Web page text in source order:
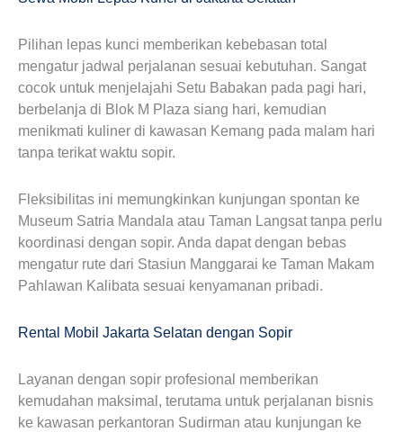
Pilihan lepas kunci memberikan kebebasan total
mengatur jadwal perjalanan sesuai kebutuhan. Sangat
cocok untuk menjelajahi Setu Babakan pada pagi hari,
berbelanja di Blok M Plaza siang hari, kemudian
menikmati kuliner di kawasan Kemang pada malam hari
tanpa terikat waktu sopir.
Fleksibilitas ini memungkinkan kunjungan spontan ke
Museum Satria Mandala atau Taman Langsat tanpa perlu
koordinasi dengan sopir. Anda dapat dengan bebas
mengatur rute dari Stasiun Manggarai ke Taman Makam
Pahlawan Kalibata sesuai kenyamanan pribadi.
Rental Mobil Jakarta Selatan dengan Sopir
Layanan dengan sopir profesional memberikan
kemudahan maksimal, terutama untuk perjalanan bisnis
ke kawasan perkantoran Sudirman atau kunjungan ke